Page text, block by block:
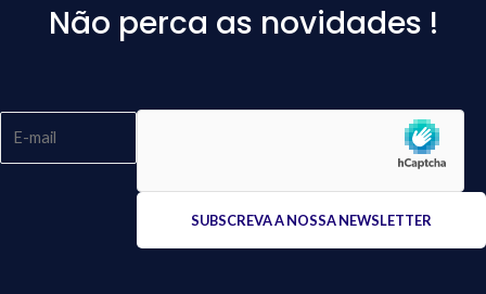
Não perca as novidades !